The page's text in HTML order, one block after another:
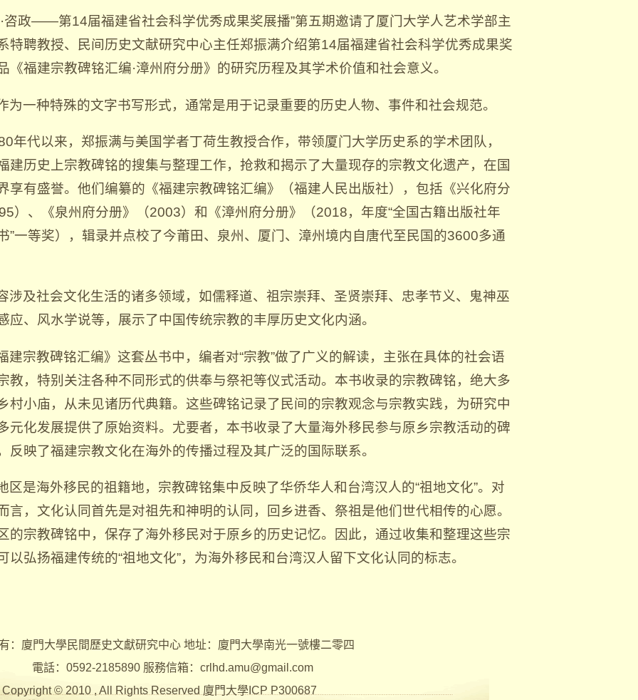
·咨政——第14届福建省社会科学优秀成果奖展播”第五期邀请了厦门大学人艺术学部主
特聘教授、民间历史文献研究中心主任郑振满介绍第14届福建省社会科学优秀成果奖
《福建宗教碑铭汇编·漳州府分册》的研究历程及其学术价值和社会意义。
为一种特殊的文字书写形式，通常是用于记录重要的历史人物、事件和社会规范。
年代以来，郑振满与美国学者丁荷生教授合作，带领厦门大学历史系的学术团队，
建历史上宗教碑铭的搜集与整理工作，抢救和揭示了大量现存的宗教文化遗产，在国
享有盛誉。他们编纂的《福建宗教碑铭汇编》（福建人民出版社），包括《兴化府分
）、《泉州府分册》（2003）和《漳州府分册》（2018，年度“全国古籍出版社年
”一等奖），辑录并点校了今莆田、泉州、厦门、漳州境内自唐代至民国的3600多通
涉及社会文化生活的诸多领域，如儒释道、祖宗崇拜、圣贤崇拜、忠孝节义、鬼神巫
应、风水学说等，展示了中国传统宗教的丰厚历史文化内涵。
建宗教碑铭汇编》这套丛书中，编者对“宗教”做了广义的解读，主张在具体的社会语
教，特别关注各种不同形式的供奉与祭祀等仪式活动。本书收录的宗教碑铭，绝大多
村小庙，从未见诸历代典籍。这些碑铭记录了民间的宗教观念与宗教实践，为研究中
元化发展提供了原始资料。尤要者，本书收录了大量海外移民参与原乡宗教活动的碑
反映了福建宗教文化在海外的传播过程及其广泛的国际联系。
区是海外移民的祖籍地，宗教碑铭集中反映了华侨华人和台湾汉人的“祖地文化”。对
言，文化认同首先是对祖先和神明的认同，回乡进香、祭祖是他们世代相传的心愿。
的宗教碑铭中，保存了海外移民对于原乡的历史记忆。因此，通过收集和整理这些宗
以弘扬福建传统的“祖地文化”，为海外移民和台湾汉人留下文化认同的标志。
：廈門大學民間歷史文獻研究中心 地址：廈門大學南光一號樓二零四
電話：0592-2185890 服務信箱：crlhd.amu@gmail.com
Copyright © 2010 , All Rights Reserved 廈門大學ICP P300687